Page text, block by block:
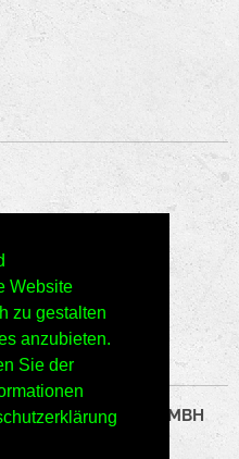
Website
zu gestalten
anzubieten.
Sie der
KMC HANDELS GMBH